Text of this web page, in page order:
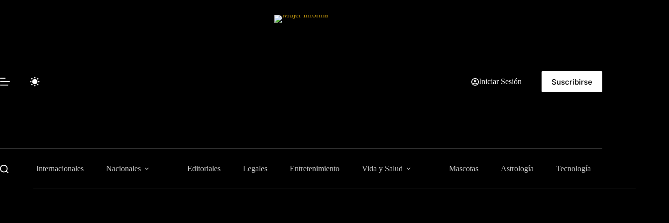
Iniciar Sesión Suscribirse
Internacionales Nacionales Editoriales Legales Entretenimiento Vida y Salud Mascotas Astrología Tecnología